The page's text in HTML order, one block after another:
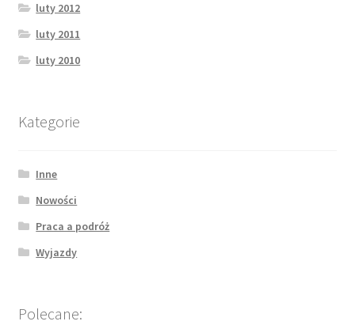
luty 2012
luty 2011
luty 2010
Kategorie
Inne
Nowości
Praca a podróż
Wyjazdy
Polecane: